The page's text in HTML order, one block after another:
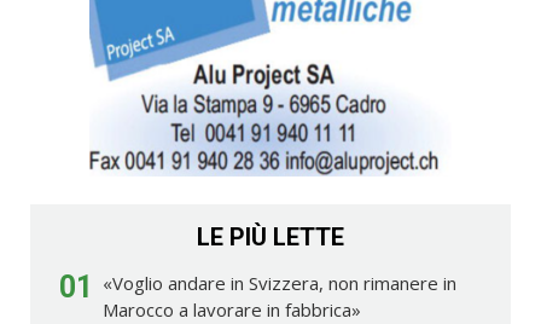
LE PIÙ LETTE
01
«Voglio andare in Svizzera, non rimanere in
Marocco a lavorare in fabbrica»